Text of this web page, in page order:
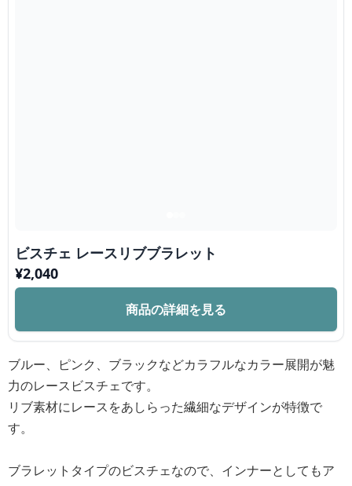
ビスチェ レースリブブラレット
¥2,040
商品の詳細を見る
ブルー、ピンク、ブラックなどカラフルなカラー展開が魅
力のレースビスチェです。
リブ素材にレースをあしらった繊細なデザインが特徴で
す。
ブラレットタイプのビスチェなので、インナーとしてもア